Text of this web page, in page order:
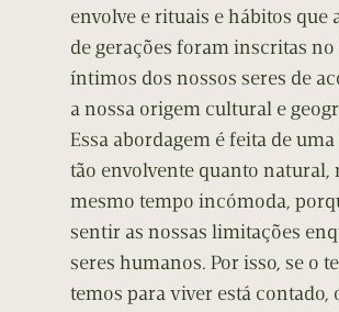
envolve e rituais e hábitos que
de gerações foram inscritas no
íntimos dos nossos seres de
a nossa origem cultural e
Essa abordagem é feita de
tão envolvente quanto natural,
mesmo tempo incómoda,
sentir as nossas limitações
seres humanos. Por isso, se o
temos para viver está contado,